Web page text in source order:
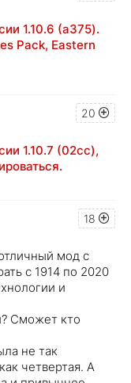
1.10.6 (a375).
Pack, Eastern
20
1.10.7 (02cc),
18
мод с
с 1914 по 2020
и
Сможет кто
не так
четвертая. А